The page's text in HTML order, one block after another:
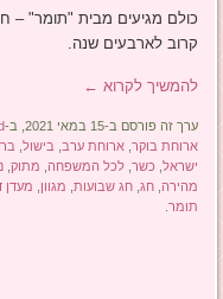
כולם מגיעים מבית "תומר" –
קרוב לארבעים שנה.
להמשיך לקרוא ←
ערך זה פורסם ב-15 במאי 2021, ב-
ארוחת בוקר ,ארוחת ערב בישול
ישראל כשר ,לכל המשפחה מתוק ,
מהירה ,חג ,חג שבועות מגוון מעדן
תומר